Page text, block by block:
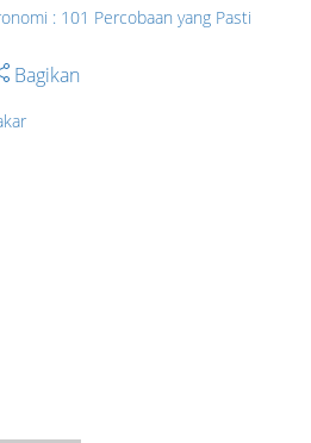
: 101 Percobaan yang Pasti
Bagikan